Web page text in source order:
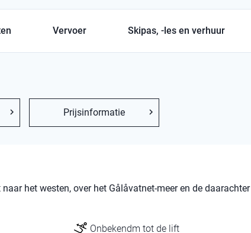
Vervoer Skipas, -les en verhuur
Prijsinformatie
het westen, over het Gålåvatnet-meer en de
Onbekendm tot de lift